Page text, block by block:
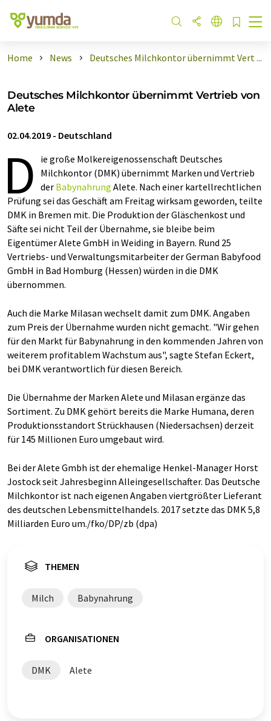
Home News Deutsches Milchkontor übernimmt Vert ...
Deutsches Milchkontor übernimmt Vertrieb von
Alete
02.04.2019 - Deutschland
D
ie große Molkereigenossenschaft Deutsches
Milchkontor (DMK) übernimmt Marken und Vertrieb
der Babynahrung Alete. Nach einer kartellrechtlichen
Prüfung sei das Geschäft am Freitag wirksam geworden, teilte
DMK in Bremen mit. Die Produktion der Gläschenkost und
Säfte sei nicht Teil der Übernahme, sie bleibe beim
Eigentümer Alete GmbH in Weiding in Bayern. Rund 25
Vertriebs- und Verwaltungsmitarbeiter der German Babyfood
GmbH in Bad Homburg (Hessen) würden in die DMK
übernommen.
Auch die Marke Milasan wechselt damit zum DMK. Angaben
zum Preis der Übernahme wurden nicht gemacht. "Wir gehen
für den Markt für Babynahrung in den kommenden Jahren von
weiterem profitablem Wachstum aus", sagte Stefan Eckert,
bei DMK verantwortlich für diesen Bereich.
Die Übernahme der Marken Alete und Milasan ergänze das
Sortiment. Zu DMK gehört bereits die Marke Humana, deren
Produktionsstandort Strückhausen (Niedersachsen) derzeit
für 145 Millionen Euro umgebaut wird.
Bei der Alete Gmbh ist der ehemalige Henkel-Manager Horst
Jostock seit Jahresbeginn Alleingesellschafter. Das Deutsche
Milchkontor ist nach eigenen Angaben viertgrößter Lieferant
des deutschen Lebensmittelhandels. 2017 setzte das DMK 5,8
Milliarden Euro um./fko/DP/zb (dpa)
THEMEN
Milch Babynahrung
ORGANISATIONEN
DMK Alete